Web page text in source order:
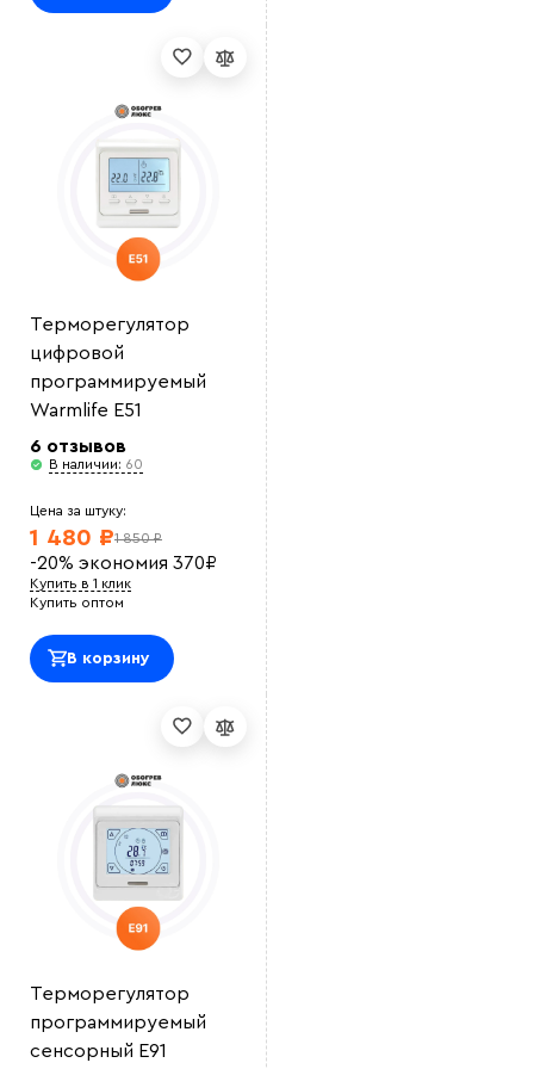
Терморегулятор
цифровой
программируемый
Warmlife E51
6 отзывов
В наличии: 60
Цена за штуку:
1 850 ₽
1 480 ₽
-20% экономия 370₽
Купить в 1 клик
Купить оптом
В корзину
Терморегулятор
программируемый
сенсорный E91